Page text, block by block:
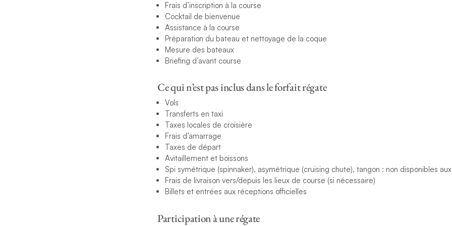
Frais d’inscription à la course
Cocktail de bienvenue
Assistance à la course
Préparation du bateau et nettoyage de la coque
Mesure des bateaux
Briefing d’avant course
Ce qui n’est pas inclus dans le forfait régate
Vols
Transferts en taxi
Taxes locales de croisière
Frais d’amarrage
Taxes de départ
Avitaillement et boissons
Spi symétrique (spinnaker), asymétrique (cruising chute), tangon : non disponibles
Frais de livraison vers/depuis les lieux de course (si nécessaire)
Billets et entrées aux réceptions officielles
Participation à une régate